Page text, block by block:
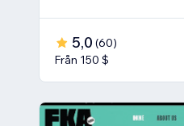
5,0 (60)
Från 150 $